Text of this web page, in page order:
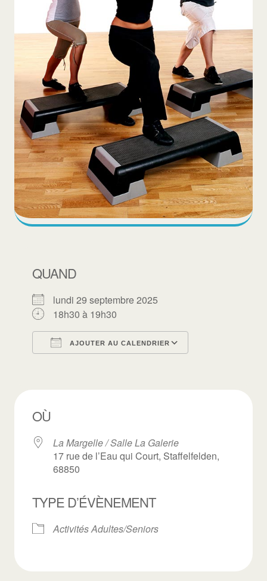
QUAND
lundi 29 septembre 2025
18h30 à 19h30
AJOUTER AU CALENDRIER
OÙ
La Margelle / Salle La Galerie
17 rue de l’Eau qui Court, Staffelfelden,
68850
TYPE D’ÉVÈNEMENT
Activités Adultes/Seniors